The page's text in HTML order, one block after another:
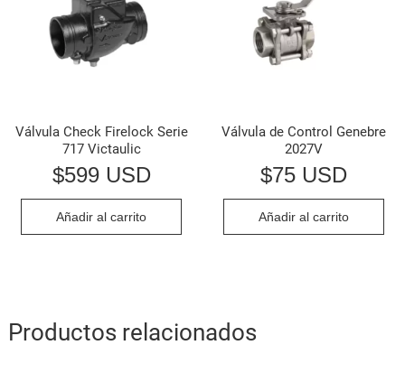
Válvula Check Firelock Serie
717 Victaulic
$599 USD
Añadir al carrito
Válvula de Control Genebre
2027V
$75 USD
Añadir al carrito
Productos relacionados